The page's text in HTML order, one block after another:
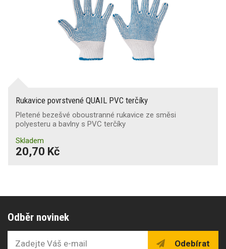
Rukavice povrstvené QUAIL PVC terčíky
Pletené bezešvé oboustranné rukavice ze směsi
polyesteru a bavlny s PVC terčíky
Skladem
20,70 Kč
Odběr novinek
Odebírat